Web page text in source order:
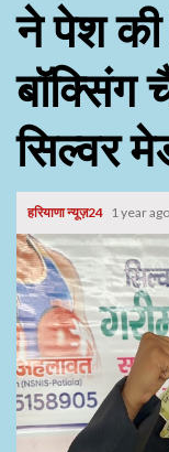
ने पेश की
बॉक्सिंग
सिल्वर
हरियाणा न्यूज़24 1 year ago